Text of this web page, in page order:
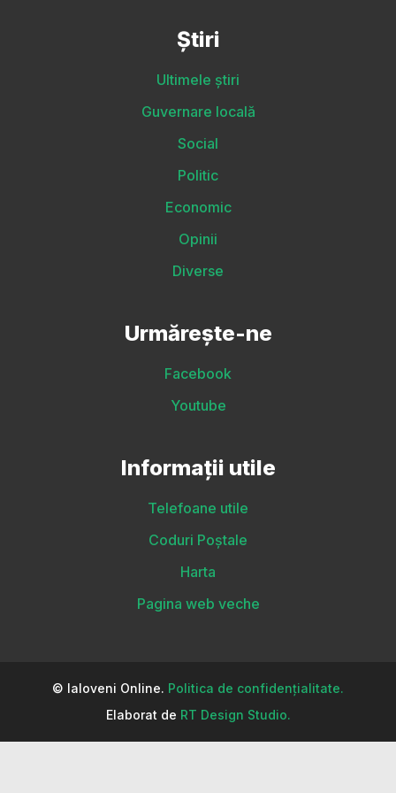
Știri
Ultimele știri
Guvernare locală
Social
Politic
Economic
Opinii
Diverse
Urmărește-ne
Facebook
Youtube
Informații utile
Telefoane utile
Coduri Poștale
Harta
Pagina web veche
© Ialoveni Online. Politica de confidențialitate.
Elaborat de RT Design Studio.